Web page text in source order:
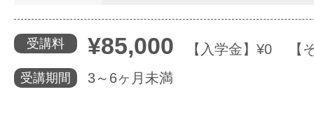
掲載のお問
受講料 ¥85,000 【入学金】¥0 【
受講期間 3～6ヶ月未満